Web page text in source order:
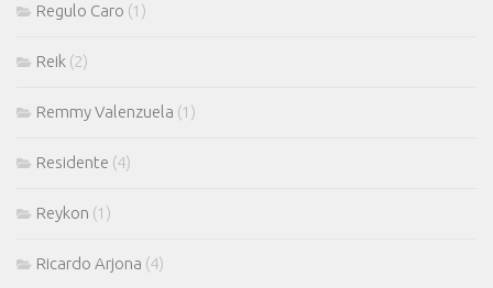
Regulo Caro (1)
Reik (2)
Remmy Valenzuela (1)
Residente (4)
Reykon (1)
Ricardo Arjona (4)